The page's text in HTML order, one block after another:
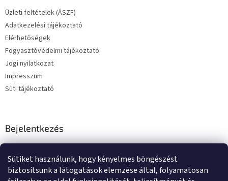
Sütiket használunk, hogy kényelmes böngészést
biztosítsunk a látogatások elemzése által, folyamatosan
Üzleti feltételek (ÁSZF)
Adatkezelési tájékoztató
Elérhetőségek
Fogyasztóvédelmi tájékoztató
Jogi nyilatkozat
Impresszum
Süti tájékoztató
Bejelentkezés
E-mail
Jelszó